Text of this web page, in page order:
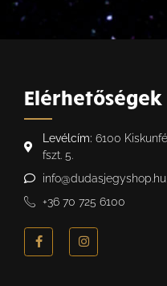
Elérhetőségek
Levélcím: 6100
fszt. 5.
info@dudasjegyshop.hu
+36 70 725 6100